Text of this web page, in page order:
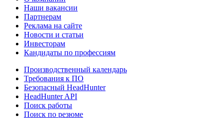
Наши вакансии
Партнерам
Реклама на сайте
Новости и статьи
Инвесторам
Кандидаты по профессиям
Производственный календарь
Требования к ПО
Безопасный HeadHunter
HeadHunter API
Поиск работы
Поиск по резюме